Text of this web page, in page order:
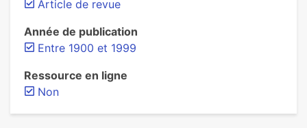
Article de revue
Année de publication
Entre 1900 et 1999
Ressource en ligne
Non